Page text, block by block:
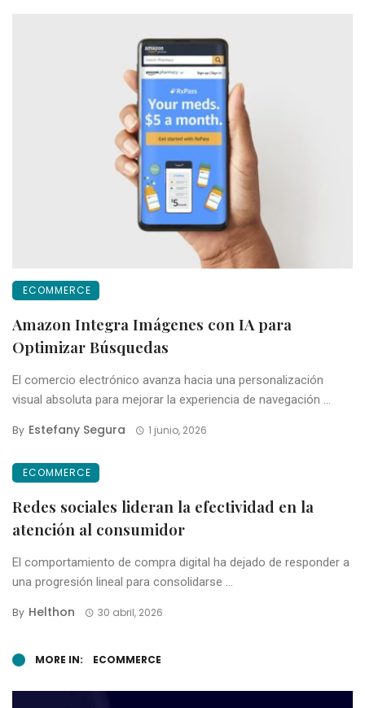
ECOMMERCE
Amazon Integra Imágenes con IA para
Optimizar Búsquedas
El comercio electrónico avanza hacia una personalización
visual absoluta para mejorar la experiencia de navegación ...
By Estefany Segura 1 junio, 2026
ECOMMERCE
Redes sociales lideran la efectividad en la
atención al consumidor
El comportamiento de compra digital ha dejado de responder a
una progresión lineal para consolidarse ...
By Helthon 30 abril, 2026
MORE IN: ECOMMERCE